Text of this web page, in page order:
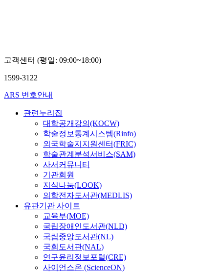
고객센터 (평일: 09:00~18:00)
1599-3122
ARS 번호안내
관련누리집
대학공개강의(KOCW)
학술정보통계시스템(Rinfo)
외국학술지지원센터(FRIC)
학술관계분석서비스(SAM)
사서커뮤니티
기관회원
지식나눔(LOOK)
의학전자도서관(MEDLIS)
유관기관 사이트
교육부(MOE)
국립장애인도서관(NLD)
국립중앙도서관(NL)
국회도서관(NAL)
연구윤리정보포털(CRE)
사이언스온 (ScienceON)